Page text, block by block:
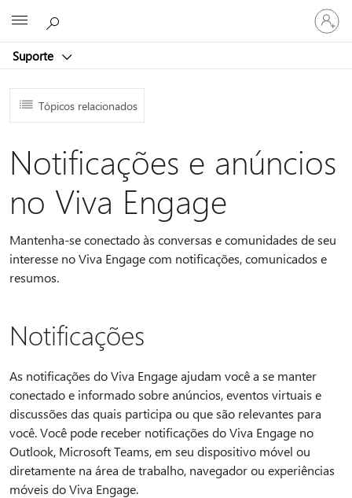
Suporte
Entre
em
sua
Tópicos relacionados
Notificações e anúncios
no Viva Engage
Mantenha-se conectado às conversas e comunidades de seu
interesse no Viva Engage com notificações, comunicados e
resumos.
Notificações
As notificações do Viva Engage ajudam você a se manter
conectado e informado sobre anúncios, eventos virtuais e
discussões das quais participa ou que são relevantes para
você. Você pode receber notificações do Viva Engage no
Outlook, Microsoft Teams, em seu dispositivo móvel ou
diretamente na área de trabalho, navegador ou experiências
móveis do Viva Engage.